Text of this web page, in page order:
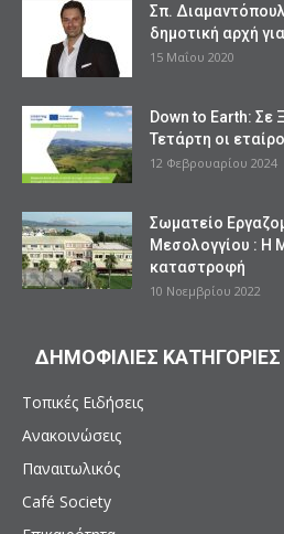
Σπ.
δημοτική αρχή
15 Μαΐου 2020
Down to Earth: Σε
Τετάρτη οι
12 Φεβρουαρίου 2024
Σωματείο
Μεσολογγίου : Η
καταστροφή
10 Νοεμβρίου 2022
ΔΗΜΟΦΙΛΙΕΣ ΚΑΤΗΓΟΡΙΕΣ
Τοπικές Ειδήσεις
Ανακοινώσεις
Παναιτωλικός
Café Society